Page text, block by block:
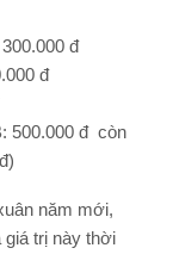
đ
đ
500.000 đ còn
năm mới,
giá trị này thời